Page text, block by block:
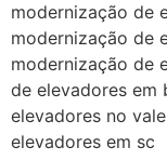
modernização de
modernização de
modernização de
de elevadores em
elevadores no
elevadores em sc